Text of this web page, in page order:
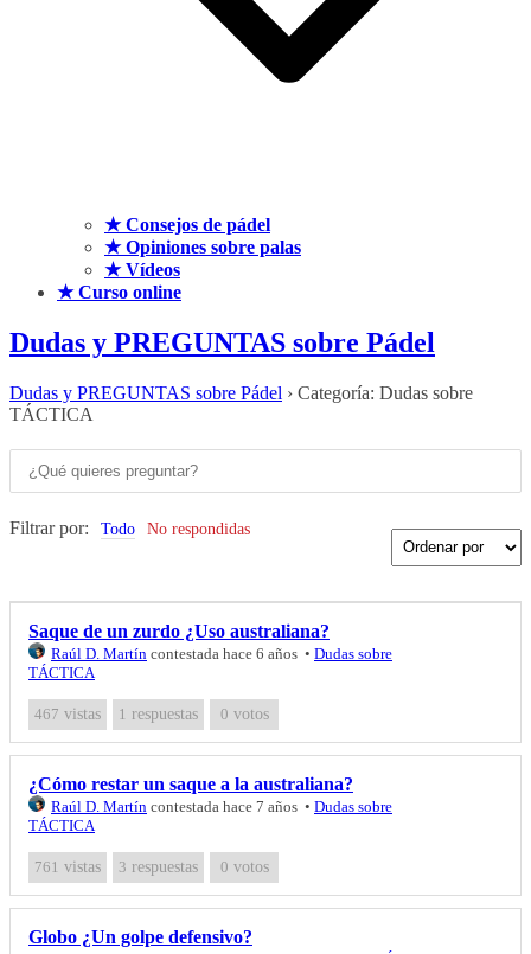
★ Consejos de pádel
★ Opiniones sobre palas
★ Vídeos
★ Curso online
Dudas y PREGUNTAS sobre Pádel
Dudas y PREGUNTAS sobre Pádel › Categoría: Dudas sobre
TÁCTICA
Filtrar por: Todo No respondidas
Saque de un zurdo ¿Uso australiana?
Raúl D. Martín contestada hace 6 años • Dudas sobre
TÁCTICA
467 vistas 1 respuestas 0 votos
¿Cómo restar un saque a la australiana?
Raúl D. Martín contestada hace 7 años • Dudas sobre
TÁCTICA
761 vistas 3 respuestas 0 votos
Globo ¿Un golpe defensivo?